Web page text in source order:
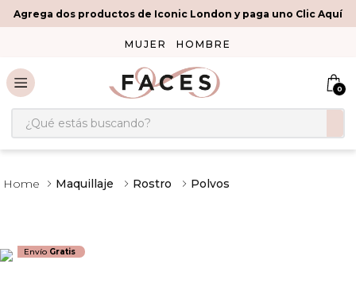
Agrega dos productos de Iconic London y paga uno Clic Aquí
MUJER HOMBRE
0
¿Qué estás buscando?
Maquillaje Rostro Polvos
Envío Gratis